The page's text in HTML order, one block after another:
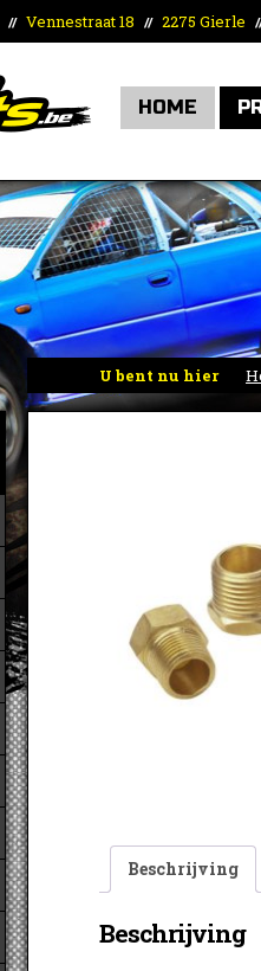
// Vennestraat 18 // 2275 Gierle
HOME
U bent nu hier
Beschrijving
Beschrijving